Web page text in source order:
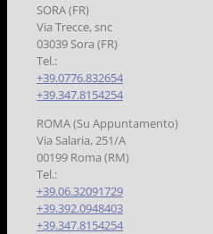
SORA (FR)
Via Trecce, snc
03039 Sora (FR)
Tel.:
+39.0776.832654
+39.347.8154254
ROMA (Su Appuntamento)
Via Salaria, 251/A
00199 Roma (RM)
Tel.:
+39.06.32091729
+39.392.0948403
+39.347.8154254